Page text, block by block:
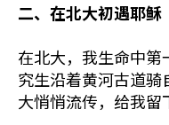
二、在北大初遇耶稣
在北大，我生命中
究生沿着黄河古道
大悄悄流传，给我留